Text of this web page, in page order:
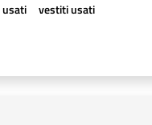
usati vestiti usati